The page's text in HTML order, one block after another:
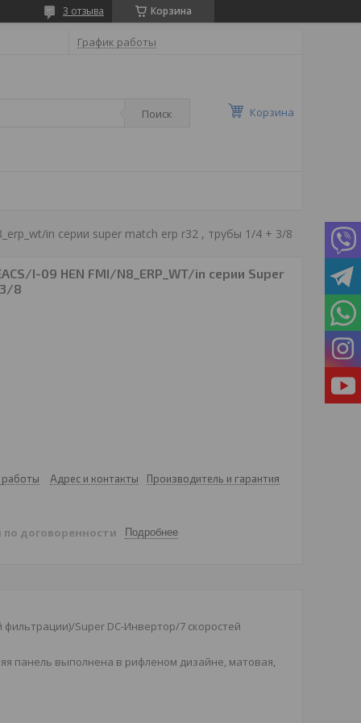
Корзина
3 отзыва
График работы
Поиск Корзина
in серии super match erp r32 , трубы 1/4 + 3/8
I-09 HEN FMI/N8_ERP_WT/in серии Super
8
работы Адрес и контакты Производитель и гарантия
по договоренности Подробнее
Super DC-Инвертор/7 скоростей
панель выполнена в рифленом дизайне, матовая,